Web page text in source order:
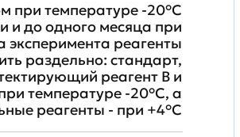
при температуре -20°C
и до одного месяца при
эксперимента реагенты
раздельно: стандарт,
реагент B и
температуре -20°C, а
реагенты - при +4°С